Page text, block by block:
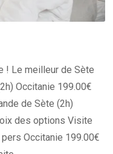
! Le meilleur de Sète
Occitanie 199.00€
de Sète (2h)
des options Visite
Occitanie 199.00€